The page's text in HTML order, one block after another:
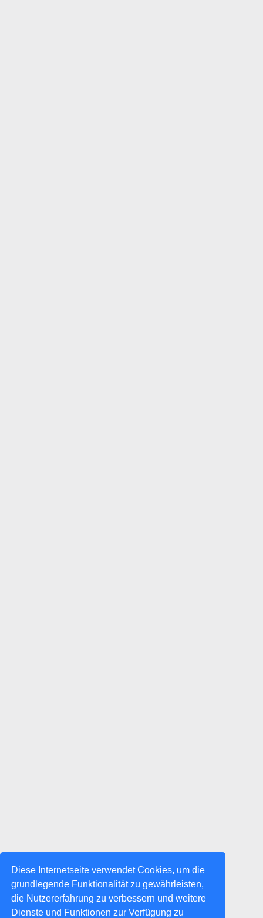
Diese Internetseite verwendet Cookies, um die
grundlegende Funktionalität zu gewährleisten,
die Nutzererfahrung zu verbessern und weitere
Dienste und Funktionen zur Verfügung zu